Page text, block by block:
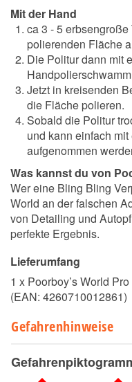
Mit der Hand
ca 3 - 5
polierenden Fläche
Die Politur dann mit
Jetzt in kreisenden
die Fläche polieren.
Sobald die Politur
und kann einfach
aufgenommen
Was kannst du von
Wer eine Bling Bling
World an der falschen
von Detailing und
perfekte Ergebnis.
Lieferumfang
1 x Poorboy’s World
(EAN: 4260710012861)
Gefahrenhinweise